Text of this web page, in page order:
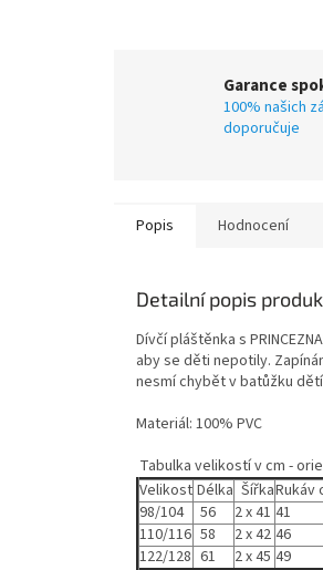
Garance
100% našich
doporučuje
Popis Hodnocení
Detailní popis
Dívčí pláštěnka s
aby se děti nepotily.
nesmí chybět v batůžku
Materiál: 100% PVC
Tabulka velikostí v cm -
Velikost Délka ŠířkaRukáv
98/104
56 2 x 41 41
110/116 58 2 x 42 46
122/128 61 2 x 45 49